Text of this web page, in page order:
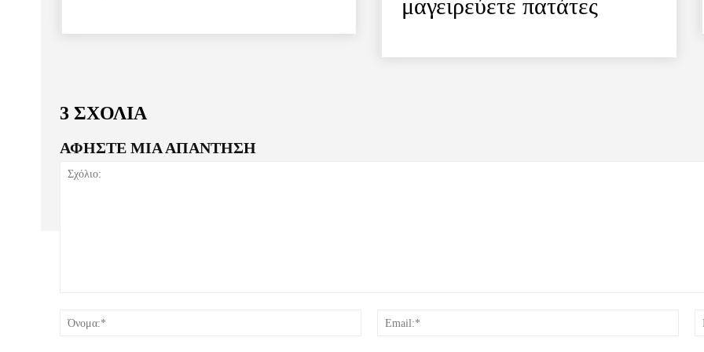
μαγειρεύετε πατάτες
3 ΣΧΟΛΙΑ
ΑΦΗΣΤΕ ΜΙΑ ΑΠΑΝΤΗΣΗ
Όνομα:*